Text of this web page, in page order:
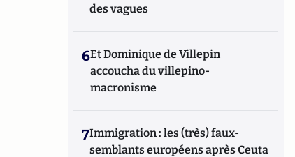
des vagues
6Et Dominique de Villepin
accoucha du villepino-
macronisme
7Immigration : les (très) faux-
semblants européens après Ceuta